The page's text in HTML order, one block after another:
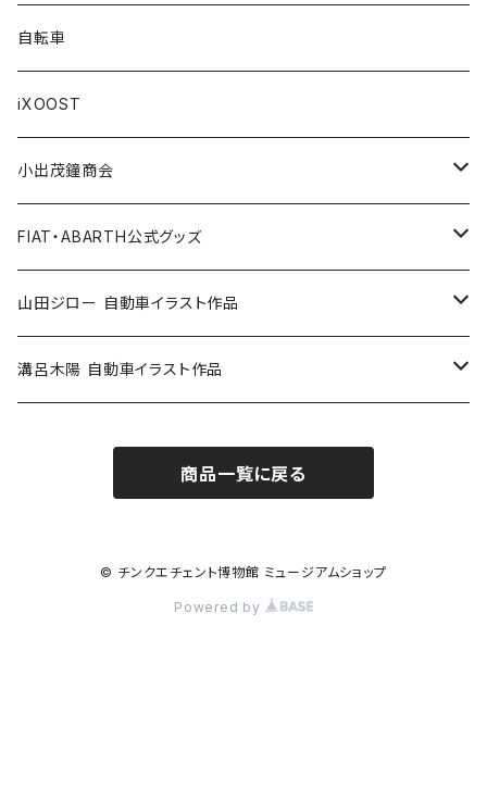
AUTOBIANCHI
Others / その他
Key Ring / キーリング
Belt / ベルト
Handkerchief / ハンカチ
Cap / キャップ
Others / その他
Accessories / アクセサリー
Ornament / 置物
Bicycle accessories / 自転車関連
Pen / ペン
Illustration / イラスト
小出茂鐘商会
イラストスタンド
Doll / ドール
Auto parts / カーパーツ
Accessories / アクセサリー
Book / ブック
FIAT/フィアット
Race/レース
Others / その他
Sticker/ステッカー
Emblem/エンブレム
Goods／グッズ
Miniature Car／ミニカー
Wear／ウェア
Sticker / ステッカー
Bag / バッグ
Tshirt / Tシャツ
Pouch / ポーチ
Steel badge / 缶バッジ
ABARTH CLUB MCRT
Apparel / アパレル
Steel badge / 缶バッジ
FIAT500-CLUB ITALIA / クラブグッズ
Others / その他
自転車
iXOOST
小出茂鐘商会
イラストスタンド
FIAT・ABARTH公式グッズ
Wallet / 財布
Bag / バッグ
Bottle / ボトル
Others / その他
山田ジロー 自動車イラスト作品
A3・A2サイズ
溝呂木陽 自動車イラスト作品
商品一覧に戻る
© チンクエチェント博物館 ミュージアムショップ
Powered by